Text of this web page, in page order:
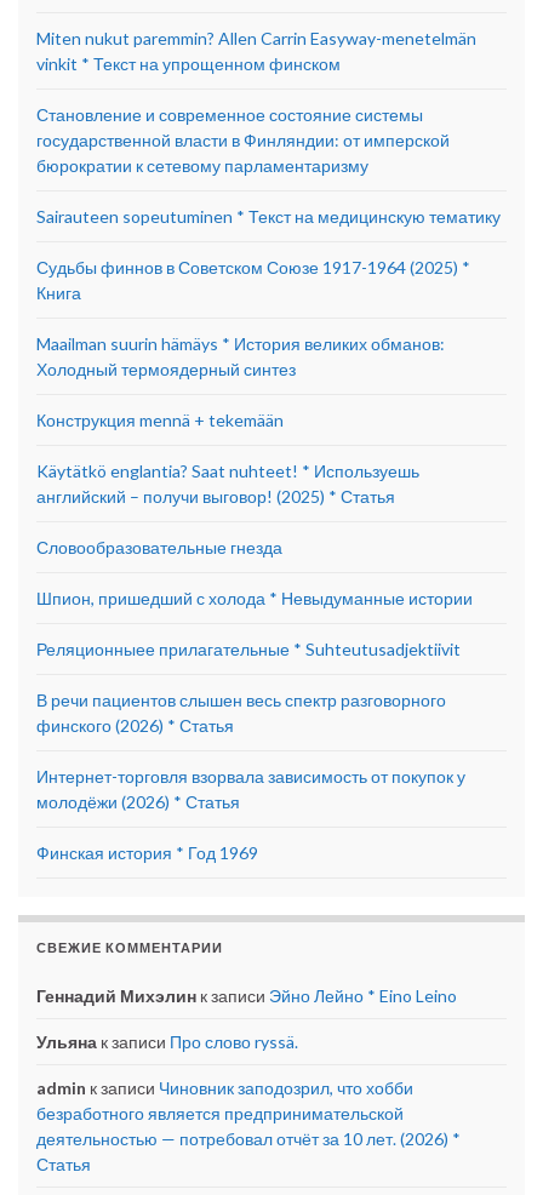
Miten nukut paremmin? Allen Carrin Easyway-menetelmän
vinkit * Текст на упрощенном финском
Становление и современное состояние системы
государственной власти в Финляндии: от имперской
бюрократии к сетевому парламентаризму
Sairauteen sopeutuminen * Текст на медицинскую тематику
Судьбы финнов в Советском Союзе 1917-1964 (2025) *
Книга
Maailman suurin hämäys * История великих обманов:
Холодный термоядерный синтез
Конструкция mennä + tekemään
Käytätkö englantia? Saat nuhteet! * Используешь
английский – получи выговор! (2025) * Статья
Словообразовательные гнезда
Шпион, пришедший с холода * Невыдуманные истории
Реляционныее прилагательные * Suhteutusadjektiivit
В речи пациентов слышен весь спектр разговорного
финского (2026) * Статья
Интернет-торговля взорвала зависимость от покупок у
молодёжи (2026) * Статья
Финская история * Год 1969
СВЕЖИЕ КОММЕНТАРИИ
Геннадий Михэлин к записи Эйно Лейно * Eino Leino
Ульяна к записи Про слово ryssä.
admin к записи Чиновник заподозрил, что хобби
безработного является предпринимательской
деятельностью — потребовал отчёт за 10 лет. (2026) *
Статья